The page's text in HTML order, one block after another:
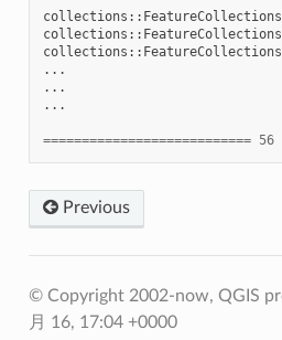
...
...
...
=========================== 56
Previous
© Copyright 2002-now, QGIS
月 16, 17:04 +0000